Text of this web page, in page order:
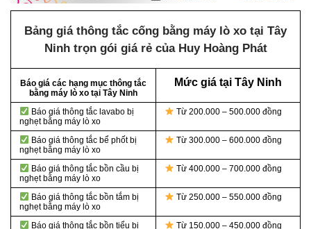
Bảng giá thông tắc cống bằng máy lò xo tại Tây
Ninh trọn gói giá rẻ của Huy Hoàng Phát
Báo giá các hạng mục thông tắc
bằng máy lò xo tại Tây Ninh
Mức giá tại Tây Ninh
Báo giá thông tắc lavabo bị
nghẹt bằng máy lò xo
Từ 200.000 – 500.000 đồng
Báo giá thông tắc bể phốt bị
nghẹt bằng máy lò xo
Từ 300.000 – 600.000 đồng
Báo giá thông tắc bồn cầu bị
nghẹt bằng máy lò xo
Từ 400.000 – 700.000 đồng
Báo giá thông tắc bồn tắm bị
nghẹt bằng máy lò xo
Từ 250.000 – 550.000 đồng
Báo giá thông tắc bồn tiểu bị
Từ 150.000 – 450.000 đồng